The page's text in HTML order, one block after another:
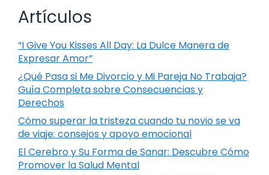
Artículos
“I Give You Kisses All Day: La Dulce Manera de
Expresar Amor”
¿Qué Pasa si Me Divorcio y Mi Pareja No Trabaja?
Guía Completa sobre Consecuencias y
Derechos
Cómo superar la tristeza cuando tu novio se va
de viaje: consejos y apoyo emocional
El Cerebro y Su Forma de Sanar: Descubre Cómo
Promover la Salud Mental